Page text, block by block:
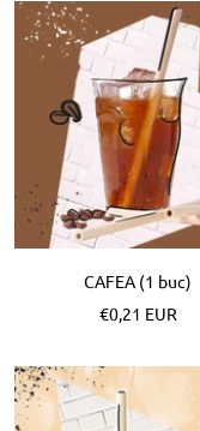
CAFEA (1 buc)
Pret
€0,21 EUR